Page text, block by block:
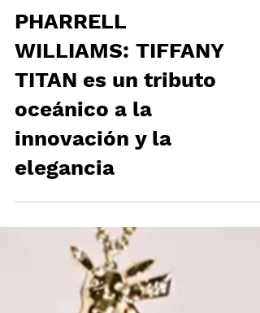
TIFFANY & CO. x
PHARRELL
WILLIAMS: TIFFANY
TITAN es un tributo
oceánico a la
innovación y la
elegancia